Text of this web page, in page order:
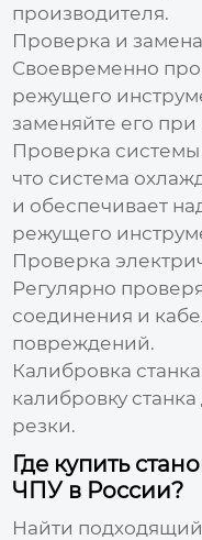
производителя.
Проверка и
Своевременно
режущего
заменяйте его
Проверка
что система
и обеспечивает
режущего
Проверка
Регулярно
соединения и
повреждений.
Калибровка
калибровку
резки.
Где купить
ЧПУ в России?
Найти подходящий